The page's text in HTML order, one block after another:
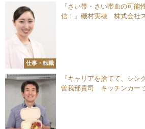
仕事・転職
『さい帯・さい帯血の可能
信！』磯村実穂 株式会社
『キャリアを捨てて、シン
曽我部貴司 キッチンカー